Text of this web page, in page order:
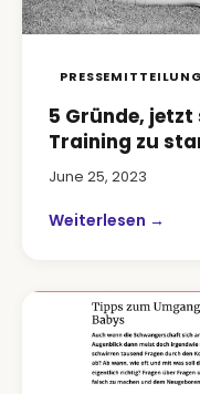
PRESSEMITTEILUNG
5 Gründe,
Training zu
June 25, 2023
Weiterlesen →